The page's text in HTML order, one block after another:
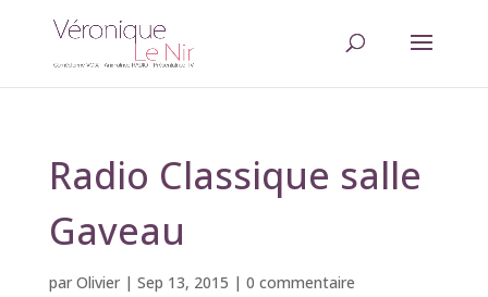
Radio Classique salle
Gaveau
par Olivier| Sep 13, 2015 | 0 commentaire